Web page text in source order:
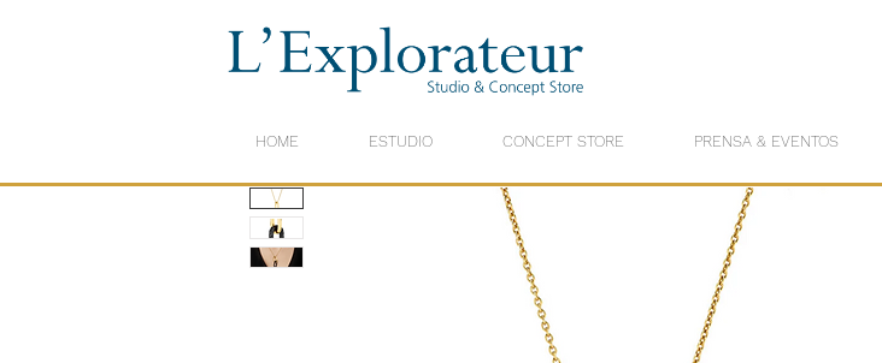
HOME ESTUDIO CONCEPT STORE PRENSA & EVENTOS